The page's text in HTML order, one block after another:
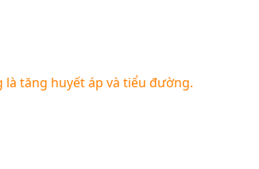
tăng huyết áp và tiểu đường.